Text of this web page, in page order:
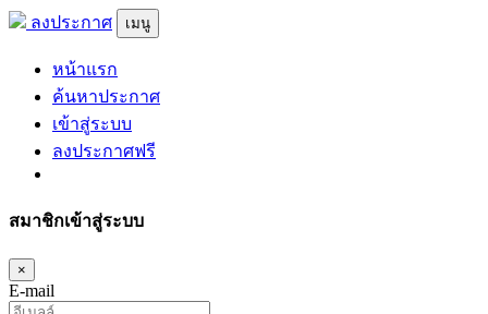
ลงประกาศ เมนู
หน้าแรก
ค้นหาประกาศ
เข้าสู่ระบบ
ลงประกาศฟรี
สมาชิกเข้าสู่ระบบ
×
E-mail